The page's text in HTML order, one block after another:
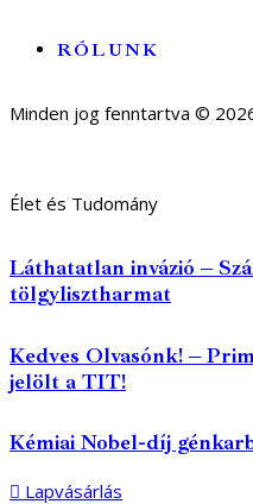
RÓLUNK
Minden jog fenntartva ©
Élet és Tudomány
Láthatatlan invázió –
tölgylisztharmat
Kedves Olvasónk! –
jelölt a TIT!
Kémiai Nobel-díj
Lapvásárlás